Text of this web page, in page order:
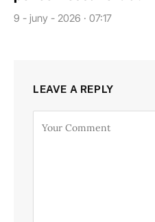
9 - juny - 2026 · 07:17
LEAVE A REPLY